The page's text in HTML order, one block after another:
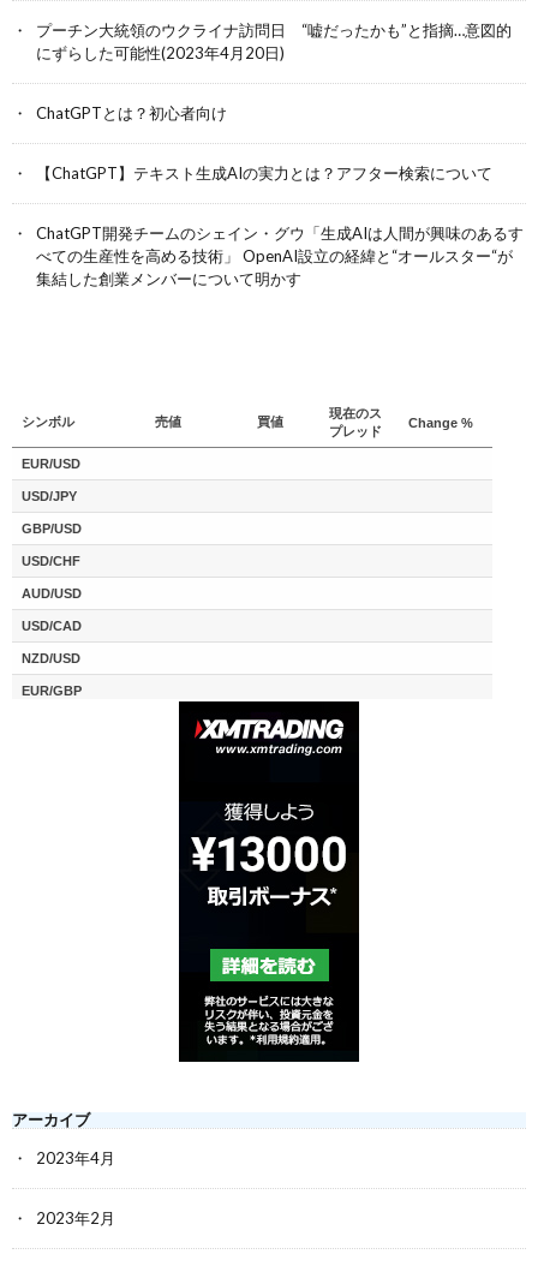
プーチン大統領のウクライナ訪問日 “嘘だったかも”と指摘…意図的
にずらした可能性(2023年4月20日)
ChatGPTとは？初心者向け
【ChatGPT】テキスト生成AIの実力とは？アフター検索について
ChatGPT開発チームのシェイン・グウ「生成AIは人間が興味のあるす
べての生産性を高める技術」 OpenAI設立の経緯と“オールスター“が
集結した創業メンバーについて明かす
アーカイブ
2023年4月
2023年2月